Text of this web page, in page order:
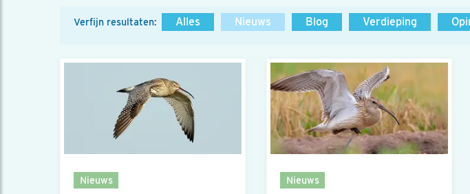
Verfijn resultaten: Alles Nieuws Blog Verdieping
Nieuws Nieuws